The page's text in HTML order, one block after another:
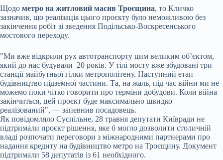
Щодо метро на житловий масив Троєщина, то Кличко
зазначив, що реалізація цього проєкту було неможливою без
закінчення робіт зі зведення Подільсько-Воскресенського
мостового переходу.
"Ми вже відкрили рух автотранспорту цим великим об’єктом,
який до нас будували 20 років. У тілі мосту вже збудовані три
станції майбутньої гілки метрополітену. Наступний етап —
будівництво підземної частини. Та, на жаль, під час війни ми не
можемо поки чітко говорити про терміни добудови. Коли війна
закінчиться, цей проєкт буде максимально швидко
реалізований", — запевнив посадовець.
Як повідомляло Суспільне, 28 травня депутати Київради не
підтримали проєкт рішення, яке б могло дозволити столичній
владі розпочати переговори з міжнародними партнерами про
надання кредиту на будівництво метро на Троєщину. Документ
підтримали 58 депутатів із 61 необхідного.